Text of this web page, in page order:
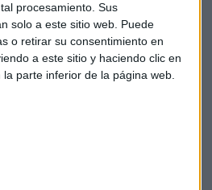
procesamiento. Sus
solo a este sitio web. Puede
o retirar su consentimiento en
a este sitio y haciendo clic en
parte inferior de la página web.
muchísimo la
autoridades para
libertad